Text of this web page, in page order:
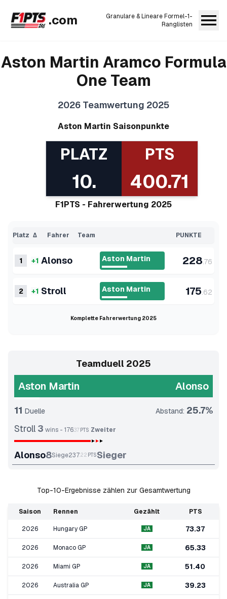
.com
Granulare & Lineare Formel-1-
Ranglisten
Aston Martin Aramco Formula
One Team
2026 Teamwertung 2025
Aston Martin Saisonpunkte
PLATZ PTS
10. 400.71
F1PTS - Fahrerwertung 2025
Platz Δ Fahrer Team PUNKTE
1 +1 Alonso Aston Martin 228.76
2 +1 Stroll Aston Martin 175.62
Komplette Fahrerwertung 2025
Teamduell 2025
Aston Martin Alonso
11 Duelle Abstand: 25.7%
Stroll 3 wins - 176.37PTS Zweiter
Alonso8Siege237.22 PTSSieger
Top-10-Ergebnisse zählen zur Gesamtwertung
Saison Rennen Gezählt PTS
2026 Hungary GP JA 73.37
2026 Monaco GP JA 65.33
2026 Miami GP JA 51.40
2026 Australia GP JA 39.23